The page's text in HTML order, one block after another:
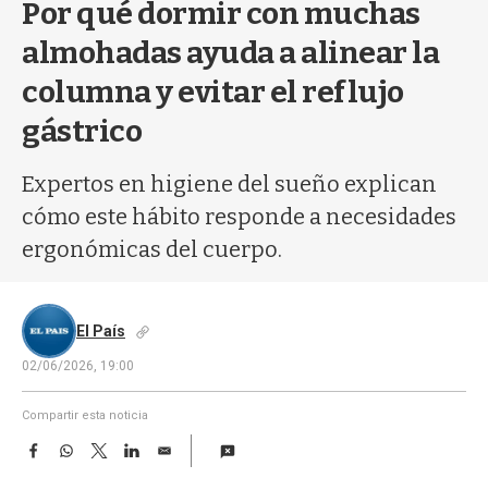
Por qué dormir con muchas
almohadas ayuda a alinear la
columna y evitar el reflujo
gástrico
Expertos en higiene del sueño explican
cómo este hábito responde a necesidades
ergonómicas del cuerpo.
El País
02/06/2026, 19:00
Compartir esta noticia
F
W
T
w
L
E